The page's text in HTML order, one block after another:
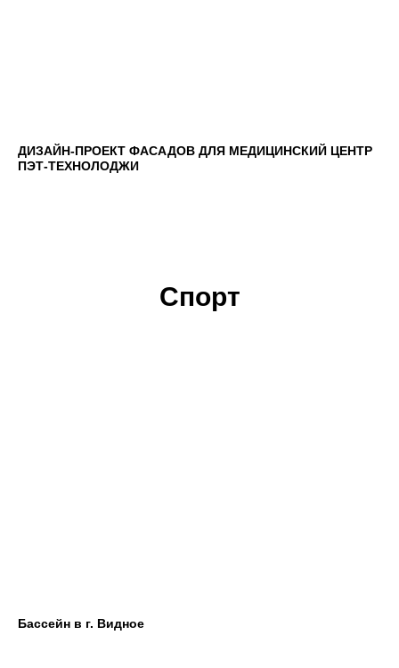
ДИЗАЙН-ПРОЕКТ ФАСАДОВ ДЛЯ МЕДИЦИНСКИЙ ЦЕНТР
ПЭТ-ТЕХНОЛОДЖИ
Спорт
Бассейн в г. Видное